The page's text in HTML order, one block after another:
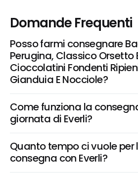
Domande Frequenti
Posso farmi consegnare
Perugina, Classico Orsetto
Cioccolatini Fondenti
Gianduia E Nocciole?
Come funziona la
giornata di Everli?
Quanto tempo ci vuole per
consegna con Everli?